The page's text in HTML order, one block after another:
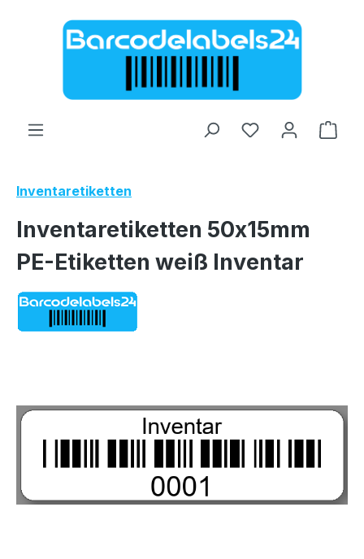
Zum Hauptinhalt springen
Inventaretiketten
Inventaretiketten 50x15mm
PE-Etiketten weiß Inventar